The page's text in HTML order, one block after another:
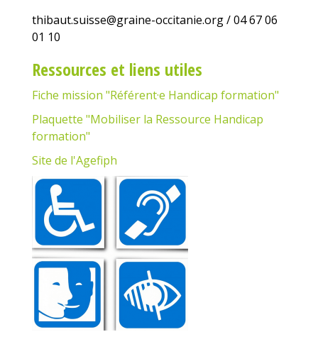
thibaut.suisse@graine-occitanie.org / 04 67 06
01 10
Ressources et liens utiles
Fiche mission "Référent·e Handicap formation"
Plaquette "Mobiliser la Ressource Handicap
formation"
Site de l'Agefiph